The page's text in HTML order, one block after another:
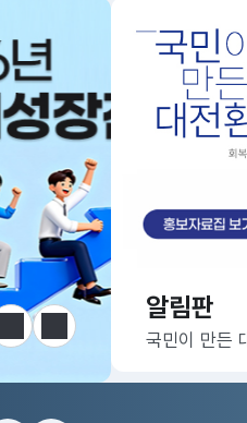
다음 한눈에 보는 정책 더보기
알림판
알림판